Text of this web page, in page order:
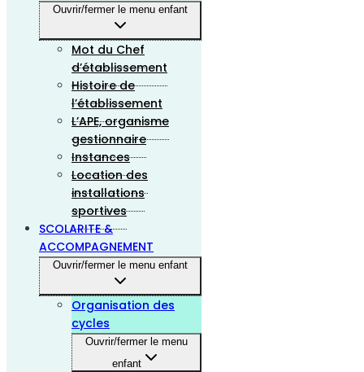
Ouvrir/fermer le menu enfant
Mot du Chef
d’établissement
Histoire de
l’établissement
L’APE, organisme
gestionnaire
Instances
Location des
installations
sportives
SCOLARITE &
ACCOMPAGNEMENT
Ouvrir/fermer le menu enfant
Organisation des
cycles
Ouvrir/fermer le menu
enfant